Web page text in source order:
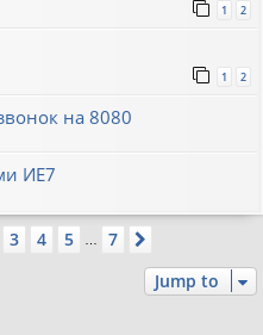
1 2
1 2
на 8080
ИЕ7
7
3 4 5 7
Jump to